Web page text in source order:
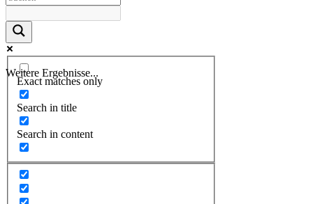
Weitere Ergebnisse...
Exact matches only
Search in title
Search in content